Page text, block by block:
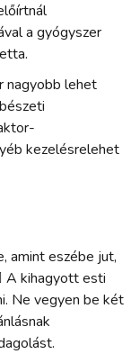
a gyógyszer
nagyobb lehet
kezelésrelehet
amint eszébe jut,
A kihagyott esti
Ne vegyen be két